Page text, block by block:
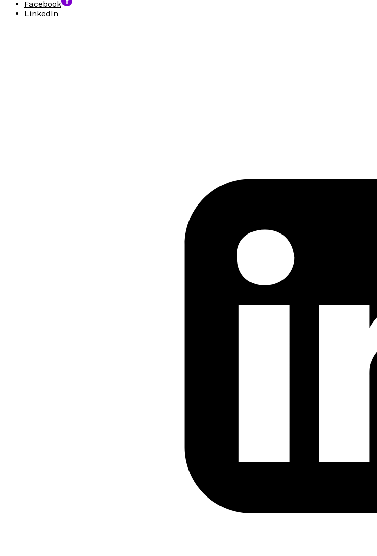
Facebook
LinkedIn